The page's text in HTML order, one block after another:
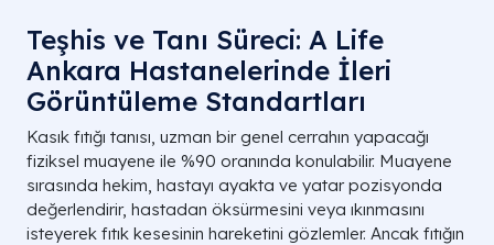
Teşhis ve Tanı Süreci: A Life
Ankara Hastanelerinde İleri
Görüntüleme Standartları
Kasık fıtığı tanısı, uzman bir genel cerrahın yapacağı
fiziksel muayene ile %90 oranında konulabilir. Muayene
sırasında hekim, hastayı ayakta ve yatar pozisyonda
değerlendirir, hastadan öksürmesini veya ıkınmasını
isteyerek fıtık kesesinin hareketini gözlemler. Ancak fıtığın